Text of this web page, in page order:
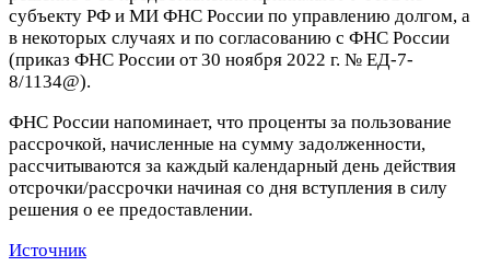
субъекту РФ и МИ ФНС России по управлению долгом, а
в некоторых случаях и по согласованию с ФНС России
(приказ ФНС России от 30 ноября 2022 г. № ЕД-7-
8/1134@).
ФНС России напоминает, что проценты за пользование
рассрочкой, начисленные на сумму задолженности,
рассчитываются за каждый календарный день действия
отсрочки/рассрочки начиная со дня вступления в силу
решения о ее предоставлении.
Источник